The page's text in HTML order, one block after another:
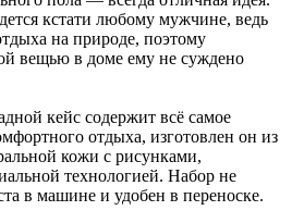
кстати любому мужчине, ведь
на природе, поэтому
вещью в доме ему не суждено
кейс содержит всё самое
отдыха, изготовлен он из
кожи с рисунками,
технологией. Набор не
в машине и удобен в переноске.